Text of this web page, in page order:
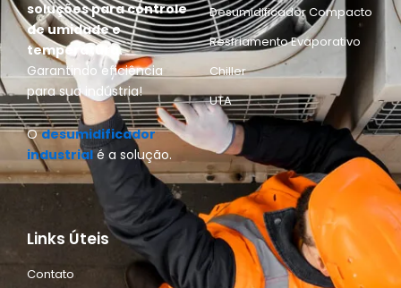
soluções para controle
de umidade e
temperatura.
Garantindo eficiência
para sua indústria!
Odesumidificador
industrialé a solução.
Desumidificador Compacto
Resfriamento Evaporativo
Chiller
UTA
Links Úteis
Contato